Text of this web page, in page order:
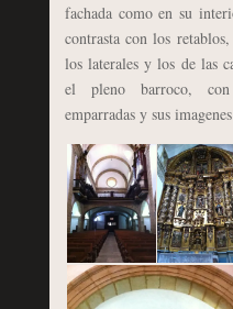
fachada como en su
contrasta con los
los laterales y los de las
el pleno barroco, con
emparradas y sus